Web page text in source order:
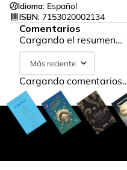
Idioma: Español
ISBN: 7153020002134
Comentarios
Cargando el resumen…
Más reciente
Cargando